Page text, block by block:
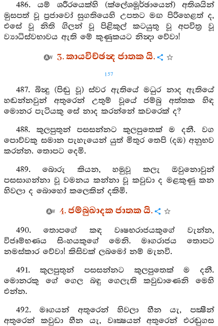
486. යම් ශරීරයෙක්හි (ක්ලේශමූර්ඡායෙන්) අතිශයින්
මුසපත් වූ ප්‍රජාවෝ සුගතියෙහි උපතට මඟ පිරිහෙළත් ද,
එසේ වූ නිති ගිලන් වූ පිළිකුල් කටයුතු වූ අපවිත්‍ර වූ
ව්‍යාධිස්වභාවය ඇති මේ කුණුකයට නින්‍දා වේවා!
3. කායවිච්ඡන්‍ද ජාතක යි.
157
487. බින්‍දු (පිඬු වූ) ස්වර ඇතියේ මධුර නාද ඇතියේ
හඬන්නවුන් අතුරෙන් උතුම් වූයේ ජම්බු අත්තක හිඳ
මොනර පැටියකු සේ නාද කරන්නේ කවරෙක් ද?
488. කුලපුතුන් පසසන්නට කුලපුතෙක් ම දනී. වග
පොව්වකු සමාන පැහැයෙන් යුත් මිතුර තෙපි (දඹ) අනුභව
කරන්න. තොපට දෙමි.
489. බොරු කියන, හමුවූ කලැ ඔවුනොවුන්
පසසාගන්නා වූ වමනය කන්නා වූ කවුඩා ද මළකුණු කන
හිවලා ද බොහෝ කලෙකින් දකිමි.
4. ජම්බුඛාදක ජාතක යි.
490. තොපගේ කඳ වෘෂභරාජයකුගේ වැන්න,
විජෘම්භණය සිංහයකුගේ මෙනි. මෘගරාජය තොපට
නමස්කාර වේවා! කිසිවක් ලබමෝ නම් මැනවි.
491. කුලපුතුන් පසසන්නට කුලපුතෙක් ම දනී.
මොනරකු ගේ ගෙල බඳු ගෙලැති කවුඩාණෙනි මෙහි
එන්න.
492. මෘගයන් අතුරෙන් හිවලා හීන යැ, පක්‍ෂීන්
අතුරෙන් කවුඩා හීන යැ, වෘක්‍ෂයන් අතුරෙන් එරඬුගස